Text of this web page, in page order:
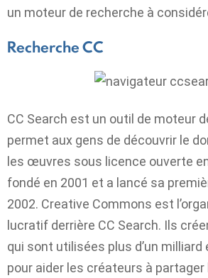
un moteur de recherche à
Recherche CC
CC Search est un outil de moteur
permet aux gens de découvrir le
les œuvres sous licence ouverte
fondé en 2001 et a lancé sa
2002. Creative Commons est
lucratif derrière CC Search. Ils
qui sont utilisées plus d’un
pour aider les créateurs à partager